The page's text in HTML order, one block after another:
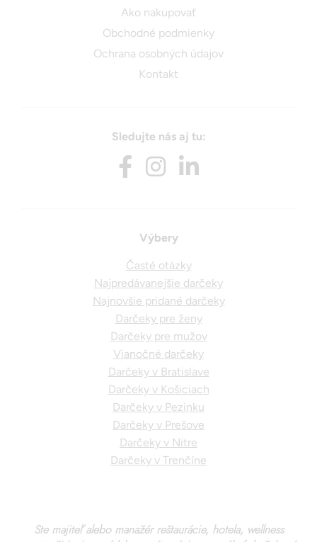
Ako nakupovať
Obchodné podmienky
Ochrana osobných údajov
Kontakt
Sledujte nás aj tu:
Výbery
Časté otázky
Najpredávanejšie darčeky
Najnovšie pridané darčeky
Darčeky pre ženy
Darčeky pre mužov
Vianočné darčeky
Darčeky v Bratislave
Darčeky v Košiciach
Darčeky v Pezinku
Darčeky v Prešove
Darčeky v Nitre
Darčeky v Trenčíne
Ste majiteľ alebo manažér reštaurácie, hotela, wellness